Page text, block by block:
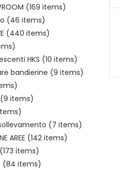
(169 items)
(46 items)
(440 items)
HKS (10 items)
bandierine (9 items)
(9 items)
(7 items)
AREE (142 items)
(173 items)
(84 items)